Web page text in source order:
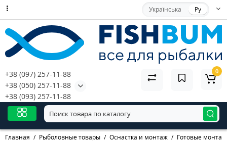
Українська Ру
+38 (097) 257-11-88
+38 (050) 257-11-88
+38 (093) 257-11-88
0
Главная Рыболовные товары Оснастка и монтаж Готовые